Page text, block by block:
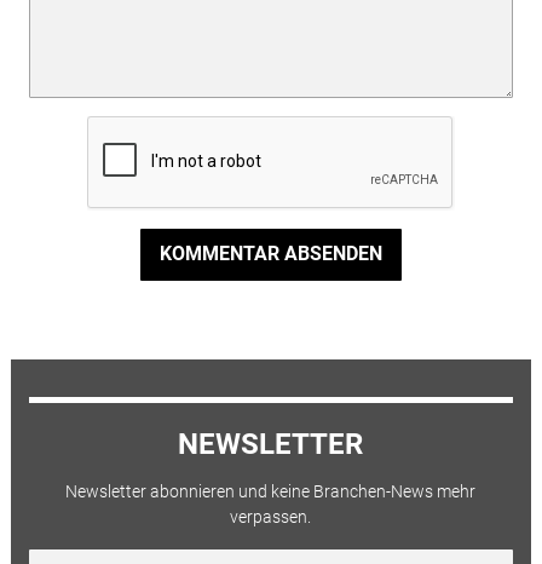
KOMMENTAR ABSENDEN
NEWSLETTER
Newsletter abonnieren und keine Branchen-News mehr
verpassen.